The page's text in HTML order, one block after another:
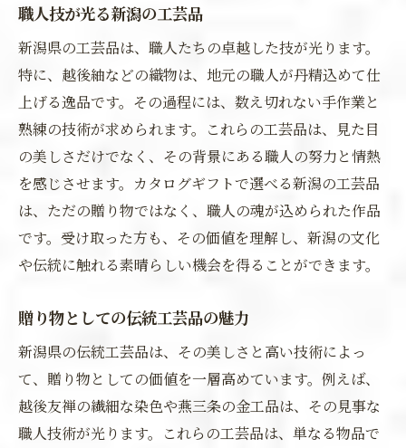
職人技が光る新潟の工芸品
新潟県の工芸品は、職人たちの卓越した技が光ります。
特に、越後紬などの織物は、地元の職人が丹精込めて仕
上げる逸品です。その過程には、数え切れない手作業と
熟練の技術が求められます。これらの工芸品は、見た目
の美しさだけでなく、その背景にある職人の努力と情熱
を感じさせます。カタログギフトで選べる新潟の工芸品
は、ただの贈り物ではなく、職人の魂が込められた作品
です。受け取った方も、その価値を理解し、新潟の文化
や伝統に触れる素晴らしい機会を得ることができます。
贈り物としての伝統工芸品の魅力
新潟県の伝統工芸品は、その美しさと高い技術によっ
て、贈り物としての価値を一層高めています。例えば、
越後友禅の繊細な染色や燕三条の金工品は、その見事な
職人技術が光ります。これらの工芸品は、単なる物品で